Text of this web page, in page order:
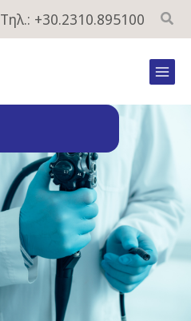
Τηλ.: +30.2310.895100